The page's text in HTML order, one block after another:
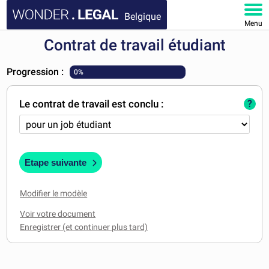
Belgique
Menu
ACCUEIL
DOCUMENTS
FAQ
Contrat de travail étudiant
Progression : 0%
Le contrat de travail est conclu : ?
Etape suivante
Modifier le modèle
Voir votre document